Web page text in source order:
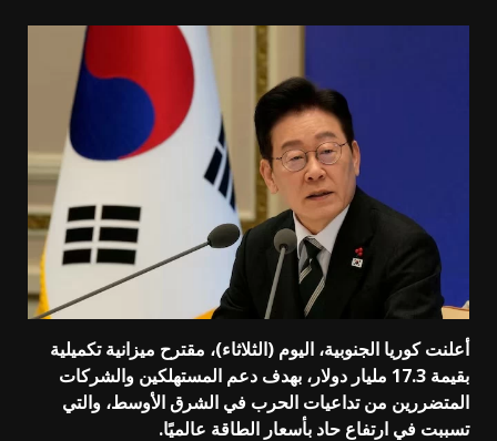
أعلنت كوريا الجنوبية، اليوم (الثلاثاء)، مقترح ميزانية تكميلية
بقيمة 17.3 مليار دولار، بهدف دعم المستهلكين والشركات
المتضررين من تداعيات الحرب في الشرق الأوسط، والتي
تسببت في ارتفاع حاد بأسعار الطاقة عالميًا.